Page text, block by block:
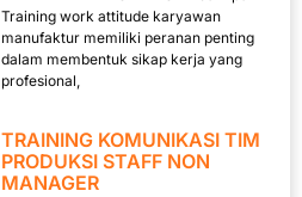
Training work attitude karyawan
manufaktur memiliki peranan penting
dalam membentuk sikap kerja yang
profesional,
TRAINING KOMUNIKASI TIM
PRODUKSI STAFF NON
MANAGER